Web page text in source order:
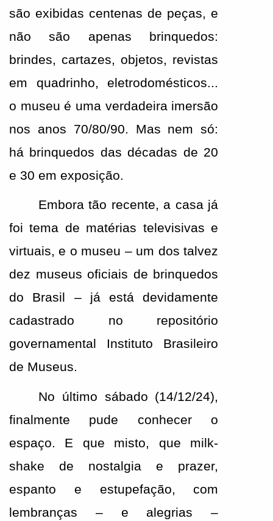
são exibidas centenas de peças, e
não são apenas brinquedos:
brindes, cartazes, objetos, revistas
em quadrinho, eletrodomésticos...
o museu é uma verdadeira imersão
nos anos 70/80/90. Mas nem só:
há brinquedos das décadas de 20
e 30 em exposição.
Embora tão recente, a casa já
foi tema de matérias televisivas e
virtuais, e o museu – um dos talvez
dez museus oficiais de brinquedos
do Brasil – já está devidamente
cadastrado no repositório
governamental Instituto Brasileiro
de Museus.
No último sábado (14/12/24),
finalmente pude conhecer o
espaço. E que misto, que milk-
shake de nostalgia e prazer,
espanto e estupefação, com
lembranças – e alegrias –